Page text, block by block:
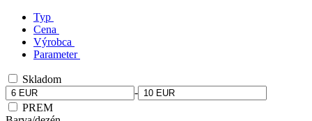
Typ
Cena
Výrobca
Parameter
Skladom
-
PREM